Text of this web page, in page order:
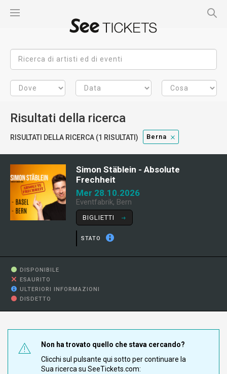
Risultati della ricerca
RISULTATI DELLA RICERCA (1 RISULTATI) Berna
Simon Stäblein - Absolute
Frechheit
Mer 28.10.2026
Eventfabrik, Bern
BIGLIETTI
STATO
DISPONIBILE
ESAURITO
ULTERIORI INFORMAZIONI
DISDETTO
Non ha trovato quello che stava cercando?
Clicchi sul pulsante qui sotto per continuare la
Sua ricerca su SeeTickets.com: